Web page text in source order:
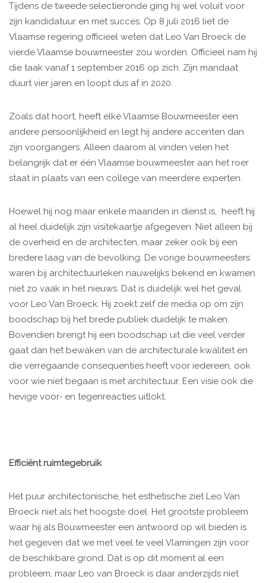
Tijdens de tweede selectieronde ging hij wel voluit voor
zijn kandidatuur en met succes. Op 8 juli 2016 liet de
Vlaamse regering officieel weten dat Leo Van Broeck de
vierde Vlaamse bouwmeester zou worden. Officieel nam hij
die taak vanaf 1 september 2016 op zich. Zijn mandaat
duurt vier jaren en loopt dus af in 2020.
Zoals dat hoort, heeft elke Vlaamse Bouwmeester een
andere persoonlijkheid en legt hij andere accenten dan
zijn voorgangers. Alleen daarom al vinden velen het
belangrijk dat er één Vlaamse bouwmeester aan het roer
staat in plaats van een college van meerdere experten.
Hoewel hij nog maar enkele maanden in dienst is, heeft hij
al heel duidelijk zijn visitekaartje afgegeven. Niet alleen bij
de overheid en de architecten, maar zeker ook bij een
bredere laag van de bevolking. De vorige bouwmeesters
waren bij architectuurleken nauwelijks bekend en kwamen
niet zo vaak in het nieuws. Dat is duidelijk wel het geval
voor Leo Van Broeck. Hij zoekt zelf de media op om zijn
boodschap bij het brede publiek duidelijk te maken.
Bovendien brengt hij een boodschap uit die veel verder
gaat dan het bewaken van de architecturale kwaliteit en
die verregaande consequenties heeft voor iedereen, ook
voor wie niet begaan is met architectuur. Een visie ook die
hevige voor- en tegenreacties uitlokt.
Efficiënt ruimtegebruik
Het puur architectonische, het esthetische ziet Leo Van
Broeck niet als het hoogste doel. Het grootste probleem
waar hij als Bouwmeester een antwoord op wil bieden is
het gegeven dat we met veel te veel Vlamingen zijn voor
de beschikbare grond. Dat is op dit moment al een
probleem, maar Leo van Broeck is daar anderzijds niet